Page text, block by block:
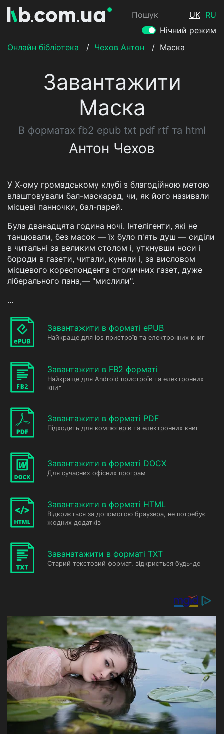
Пошук UK RU
Нічний режим
Онлайн бібліотека
/ Чехов Антон / Маска
Завантажити
Маска
В форматах fb2 epub txt pdf rtf та html
Антон Чехов
У Х-ому громадському клубі з благодійною метою
влаштовували бал-маскарад, чи, як його називали
місцеві панночки, бал-парей.
Була дванадцята година ночі. Інтелігенти, які не
танцювали, без масок — їх було п'ять душ — сиділи
в читальні за великим столом і, уткнувши носи і
бороди в газети, читали, куняли і, за висловом
місцевого кореспондента столичних газет, дуже
ліберального пана,— "мислили".
...
Завантажити в форматі ePUB
Найкраще для ios пристроїв та електронних книг
Завантажити в FB2 форматі
Найкраще для Android пристроїв та електронних
книг
Завантажити в форматі PDF
Підходить для компютерів та електронних книг
Завантажити в форматі DOCX
Для сучасних офісних програм
Завантажити в форматі HTML
Відкриється за допомогою браузера, не потребує
жодних додатків
Заванатажити в форматі TXT
Старий текстовий формат, відкриється будь-де